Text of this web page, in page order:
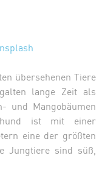
übersehenen Tiere
lange Zeit als
und Mangobäumen
ist mit einer
eine der größten
Jungtiere sind süß,